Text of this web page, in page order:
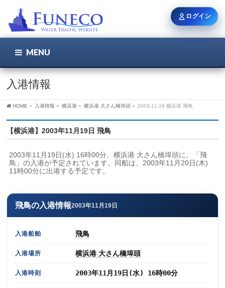
MENU
入港情報
HOME » 入港情報 » 横浜港 » 横浜港 大さん橋埠頭 » 2003-11-19 横浜港 飛鳥
【横浜港】2003年11月19日 飛鳥
2003年11月19日(水) 16時00分、横浜港 大さん橋埠頭に、「飛
鳥」の入港が予定されています。同船は、2003年11月20日(木)
11時00分に出港する予定です。
飛鳥の入港情報2003年11月19日
入港船舶 飛鳥
入港場所 横浜港 大さん橋埠頭
入港時刻 2003年11月19日(水) 16時00分
ログイン
ユーザー名 / メール
ログイン状態を保持
新規登録 パスワードを忘れた方